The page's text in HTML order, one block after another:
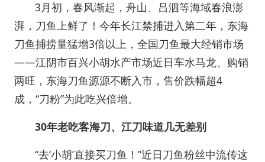
3月初，春风渐起，舟山、吕泗等海域春浪澎
湃，刀鱼上鲜了！今年长江禁捕进入第二年，东海
刀鱼捕捞量猛增3倍以上，全国刀鱼最大经销市场
——江阴市百兴小胡水产市场近日车水马龙、购销
两旺，东海刀鱼源源不断入市，售价跌幅超4
成，“刀粉”为此吃兴倍增。
30年老吃客海刀、江刀味道几无差别
“去‘小胡’直接买刀鱼！”近日刀鱼粉丝中流传这